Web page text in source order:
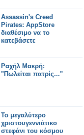
Assassin's Creed
Pirates: AppStore
διαθέσιμο να το
κατεβάσετε
Ραχήλ Μακρή:
"Πωλείται πατρίς..."
Το μεγαλύτερο
χριστουγεννιάτικο
στεφάνι του κόσμου